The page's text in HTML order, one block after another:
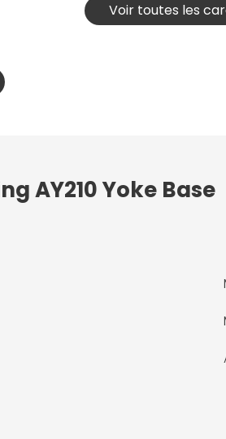
Voir toutes les
AY210 Yoke Base